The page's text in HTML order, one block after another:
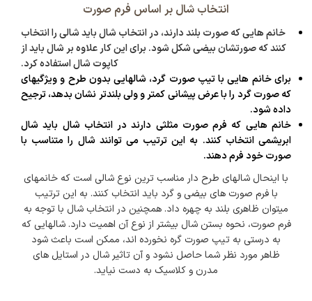
انتخاب شال بر اساس فرم صورت
خانم هایی که صورت بلند دارند، در انتخاب شال باید شالی را انتخاب
کنند که صورتشان بیضی شکل شود. برای این کار علاوه بر شال باید از
کاپوت شال استفاده کرد.
برای خانم هایی با تیپ صورت گرد، شالهایی بدون طرح و ویژگیهای
که صورت گرد را با عرض پیشانی کمتر و ولی بلندتر نشان بدهد، ترجیح
داده شود.
خانم هایی که فرم صورت مثلثی دارند در انتخاب شال باید شال
ابریشمی انتخاب کنند. به این ترتیب می توانند شال را متناسب با
صورت خود فرم دهند.‌
با اینحال شالهای طرح دار مناسب ترین نوع شالی است که خانمهای
با فرم صورت های بیضی و گرد باید انتخاب کنند. به این ترتیب
میتوان ظاهری بلند به چهره داد. همچنین در انتخاب شال با توجه به
فرم صورت، نحوه بستن شال بیشتر از نوع آن اهمیت دارد. شالهایی که
به درستی به تیپ صورت گره نخورده اند، ممکن است باعث شود
ظاهر مورد نظر شما حاصل نشود و آن تاثیر شال در استایل های
مدرن و کلاسیک به دست نیاید.